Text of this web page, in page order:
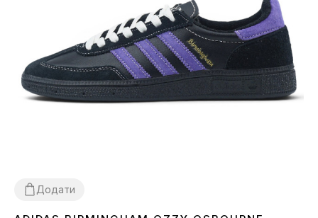
Додати